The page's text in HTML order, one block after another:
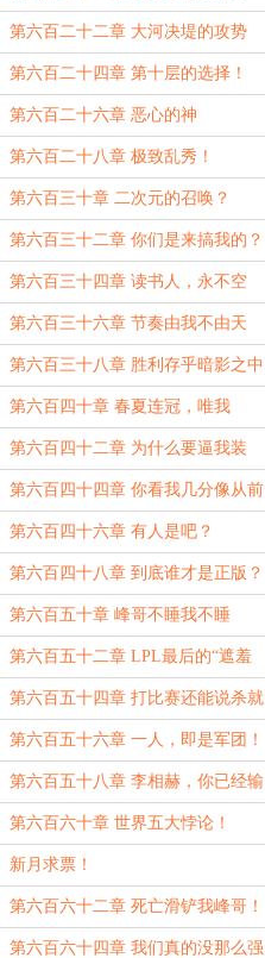
头！
第六百二十二章 大河决堤的攻势
第六百二十四章 第十层的选择！
（4400）
第六百二十六章 恶心的神
第六百二十八章 极致乱秀！
第六百三十章 二次元的召唤？
第六百三十二章 你们是来搞我的？
第六百三十四章 读书人，永不空
大！
第六百三十六章 节奏由我不由天
第六百三十八章 胜利存乎暗影之中
第六百四十章 春夏连冠，唯我
KG！（下）
第六百四十二章 为什么要逼我装
杯？（日常）6300
第六百四十四章 你看我几分像从前
第六百四十六章 有人是吧？
第六百四十八章 到底谁才是正版？
（4200）
第六百五十章 峰哥不睡我不睡
第六百五十二章 LPL最后的“遮羞
布”？
第六百五十四章 打比赛还能说杀就
杀？（4400）
第六百五十六章 一人，即是军团！
（4600）
第六百五十八章 李相赫，你已经输
了！（4600）
第六百六十章 世界五大悖论！
（4700）
新月求票！
第六百六十二章 死亡滑铲我峰哥！
第六百六十四章 我们真的没那么强